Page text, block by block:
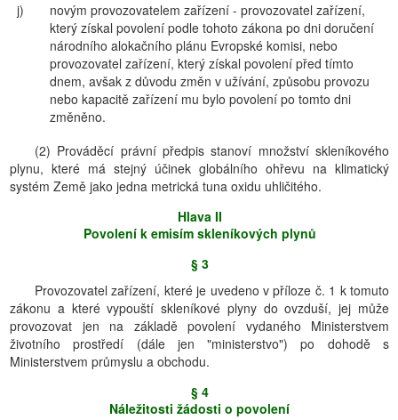
j)
novým provozovatelem zařízení - provozovatel zařízení,
který získal povolení podle tohoto zákona po dni doručení
národního alokačního plánu Evropské komisi, nebo
provozovatel zařízení, který získal povolení před tímto
dnem, avšak z důvodu změn v užívání, způsobu provozu
nebo kapacitě zařízení mu bylo povolení po tomto dni
změněno.
(2) Prováděcí právní předpis stanoví množství skleníkového
plynu, které má stejný účinek globálního ohřevu na klimatický
systém Země jako jedna metrická tuna oxidu uhličitého.
Hlava II
Povolení k emisím skleníkových plynů
§ 3
Provozovatel zařízení, které je uvedeno v příloze č. 1 k tomuto
zákonu a které vypouští skleníkové plyny do ovzduší, jej může
provozovat jen na základě povolení vydaného Ministerstvem
životního prostředí (dále jen "ministerstvo") po dohodě s
Ministerstvem průmyslu a obchodu.
§ 4
Náležitosti žádosti o povolení